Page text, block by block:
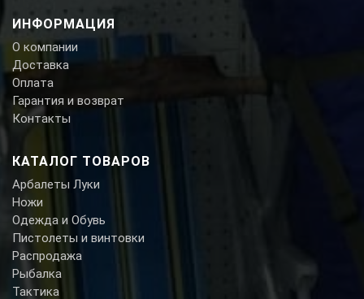
ИНФОРМАЦИЯ
О компании
Доставка
Оплата
Гарантия и возврат
Контакты
КАТАЛОГ ТОВАРОВ
Арбалеты Луки
Ножи
Одежда и Обувь
Пистолеты и винтовки
Распродажа
Рыбалка
Тактика